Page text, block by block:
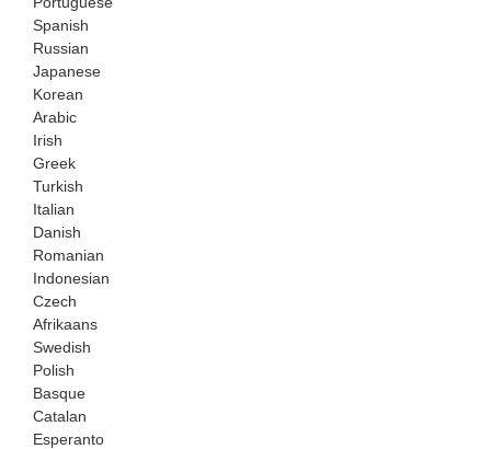
Spanish
Russian
Japanese
Korean
Arabic
Irish
Greek
Turkish
Italian
Danish
Romanian
Indonesian
Czech
Afrikaans
Swedish
Polish
Basque
Catalan
Esperanto